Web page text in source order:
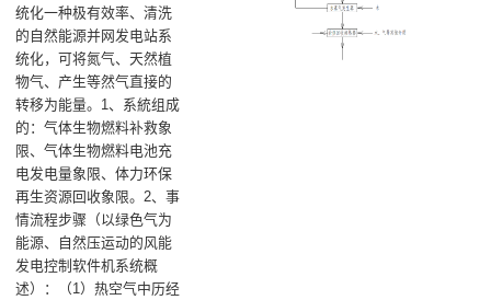
统化一种极有效率、清洗
的自然能源并网发电站系
统化，可将氮气、天然植
物气、产生等然气直接的
转移为能量‌。1、系統组成
的‌：气体生物燃料补救象
限‌、气体生物燃料电池充
电发电量象限‌、体力环保
再生资源回收象限‌。2、事
情流程步骤‌（以绿色气为
能源、自然压运动的风能
发电控制软件机系统概
述）：（1）热空气中历经